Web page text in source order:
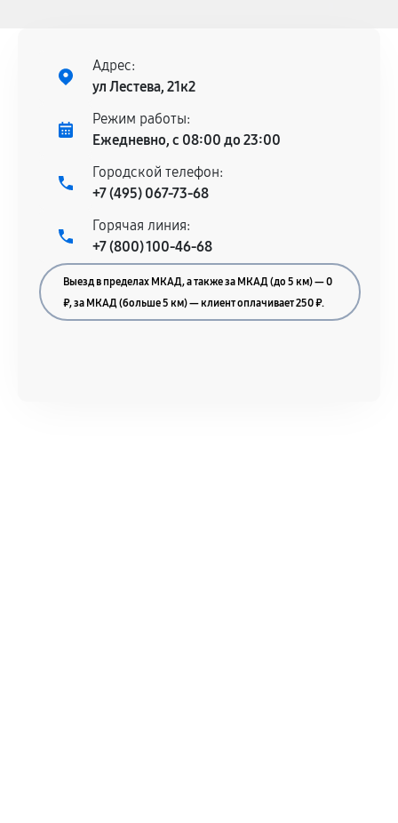
Адрес:
ул Лестева, 21к2
Режим работы:
Ежедневно, с 08:00 до 23:00
Городской телефон:
+7 (495) 067-73-68
Горячая линия:
+7 (800) 100-46-68
Выезд в пределах МКАД, а также за МКАД (до 5 км) — 0
₽, за МКАД (больше 5 км) — клиент оплачивает 250 ₽.